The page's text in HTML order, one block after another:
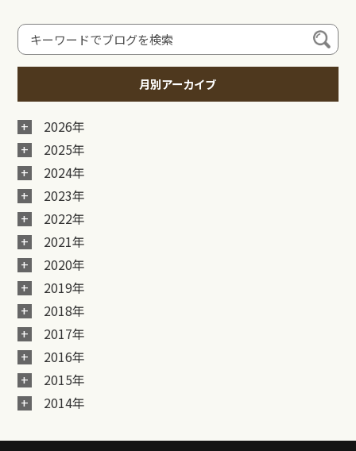
月別アーカイブ
2026年
2025年
2024年
2023年
2022年
2021年
2020年
2019年
2018年
2017年
2016年
2015年
2014年